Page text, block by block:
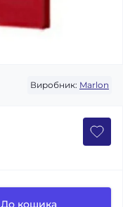
Виробник: Marlon
До кошика